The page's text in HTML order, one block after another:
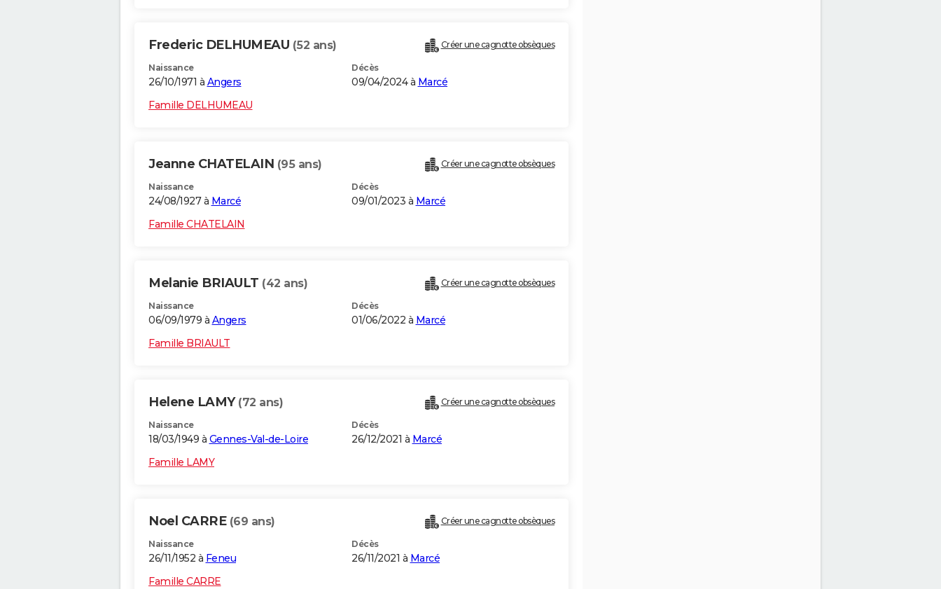
Frederic DELHUMEAU (52 ans) Créer une cagnotte obsèques
Naissance
26/10/1971 à Angers
Décès
09/04/2024 à Marcé
Famille DELHUMEAU
Jeanne CHATELAIN (95 ans) Créer une cagnotte obsèques
Naissance
24/08/1927 à Marcé
Décès
09/01/2023 à Marcé
Famille CHATELAIN
Melanie BRIAULT (42 ans) Créer une cagnotte obsèques
Naissance
06/09/1979 à Angers
Décès
01/06/2022 à Marcé
Famille BRIAULT
Helene LAMY (72 ans) Créer une cagnotte obsèques
Naissance
18/03/1949 à Gennes-Val-de-Loire
Décès
26/12/2021 à Marcé
Famille LAMY
Noel CARRE (69 ans) Créer une cagnotte obsèques
Naissance
26/11/1952 à Feneu
Décès
26/11/2021 à Marcé
Famille CARRE